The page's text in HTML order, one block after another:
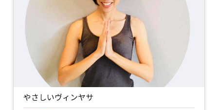
持ち物 ヨガマット又はバスタオル / 飲み物 /
きやすい服装でお越しください /
やさしいヴィンヤサ